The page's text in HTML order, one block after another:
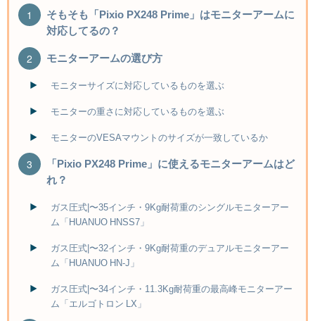
そもそも「Pixio PX248 Prime」はモニターアームに
対応してるの？
モニターアームの選び方
モニターサイズに対応しているものを選ぶ
モニターの重さに対応しているものを選ぶ
モニターのVESAマウントのサイズが一致しているか
「Pixio PX248 Prime」に使えるモニターアームはど
れ？
ガス圧式|〜35インチ・9Kg耐荷重のシングルモニターアー
ム「HUANUO HNSS7」
ガス圧式|〜32インチ・9Kg耐荷重のデュアルモニターアー
ム「HUANUO HN-J」
ガス圧式|〜34インチ・11.3Kg耐荷重の最高峰モニターアー
ム「エルゴトロン LX」